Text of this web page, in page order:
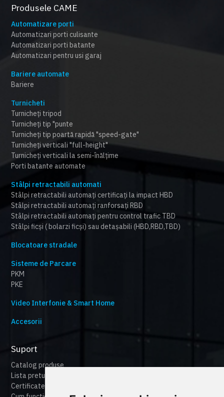
Produsele CAME
Automatizare porti
Automatizari porti culisante
Automatizari porti batante
Automatizari pentru usi garaj
Bariere automate
Bariere
Turnicheti
Turnicheți tripod
Turnicheți tip "punte
Turnicheți tip poartă rapidă "speed-gate"
Turnicheți verticali "full-height"
Turnicheți verticali la semi-înălțime
Porti batante automate
Stâlpi retractabili automati
Stâlpi retractabili automați certificați la impact HBD
Stâlpi retractabili automați ranforsați RBD
Stâlpi retractabili automați pentru control trafic TBD
Stâlpi ficși ( bolarzi ficși) sau detașabili (HBD,RBD,TBD)
Blocatoare stradale
Sisteme de Parcare
PKM
PKE
Video Interfonie & Smart Home
Accesorii
Suport
Catalog produse
Lista preturi
Certificate